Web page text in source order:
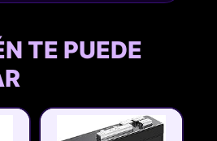
TE PUEDE